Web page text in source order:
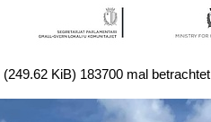
KiB) 183700 mal betrachtet